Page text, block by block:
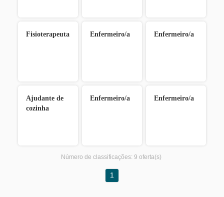
Fisioterapeuta Enfermeiro/a Enfermeiro/a
Ajudante de
cozinha
Enfermeiro/a Enfermeiro/a
Número de classificações: 9 oferta(s)
1